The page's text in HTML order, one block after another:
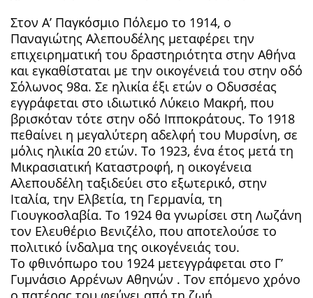
Στον Α’ Παγκόσμιο Πόλεμο το 1914, ο
Παναγιώτης Αλεπουδέλης μεταφέρει την
επιχειρηματική του δραστηριότητα στην Αθήνα
και εγκαθίσταται με την οικογένειά του στην οδό
Σόλωνος 98α. Σε ηλικία έξι ετών ο Οδυσσέας
εγγράφεται στο ιδιωτικό Λύκειο Μακρή, που
βρισκόταν τότε στην οδό Ιπποκράτους. Το 1918
πεθαίνει η μεγαλύτερη αδελφή του Μυρσίνη, σε
μόλις ηλικία 20 ετών. Το 1923, ένα έτος μετά τη
Μικρασιατική Καταστροφή, η οικογένεια
Αλεπουδέλη ταξιδεύει στο εξωτερικό, στην
Ιταλία, την Ελβετία, τη Γερμανία, τη
Γιουγκοσλαβία. Το 1924 θα γνωρίσει στη Λωζάνη
τον Ελευθέριο Βενιζέλο, που αποτελούσε το
πολιτικό ίνδαλμα της οικογένειάς του.
Το φθινόπωρο του 1924 μετεγγράφεται στο Γ’
Γυμνάσιο Αρρένων Αθηνών . Τον επόμενο χρόνο